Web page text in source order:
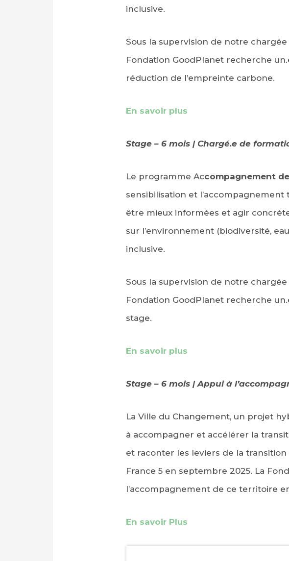
inclusive.
Sous la supervision de notre
Fondation GoodPlanet recherche
réduction de l’empreinte carbone.
En savoir plus
Stage – 6 mois | Chargé.e de
Le programme Accompagnement
sensibilisation et
être mieux informées et agir
sur l’environnement (biodiversité,
inclusive.
Sous la supervision de notre
Fondation GoodPlanet recherche
stage.
En savoir plus
Stage – 6 mois | Appui à
La Ville du Changement, un projet
à accompagner et accélérer la
et raconter les leviers de la
France 5 en septembre 2025. La
l’accompagnement de ce territoire
En savoir Plus